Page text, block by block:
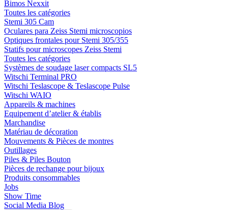
Bimos Nexxit
Toutes les catégories
Stemi 305 Cam
Oculares para Zeiss Stemi microscopios
Optiques frontales pour Stemi 305/355
Statifs pour microscopes Zeiss Stemi
Toutes les catégories
Systèmes de soudage laser compacts SL5
Witschi Terminal PRO
Witschi Teslascope & Teslascope Pulse
Witschi WAIO
Appareils & machines
Equipement d’atelier & établis
Marchandise
Matériau de décoration
Mouvements & Pièces de montres
Outillages
Piles & Piles Bouton
Pièces de rechange pour bijoux
Produits consommables
Jobs
Show Time
Social Media Blog